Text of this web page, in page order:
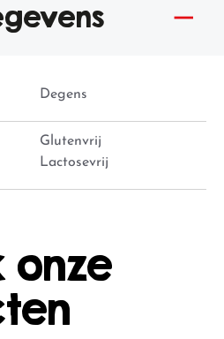
Degens
Glutenvrij
Lactosevrij
onze